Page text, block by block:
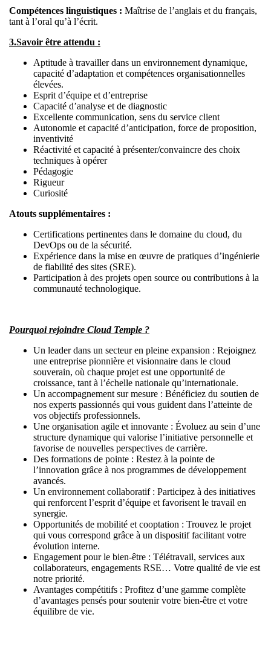
Compétences linguistiques : Maîtrise de l’anglais et du français,
tant à l’oral qu’à l’écrit.
3.Savoir être attendu :
Aptitude à travailler dans un environnement dynamique,
capacité d’adaptation et compétences organisationnelles
élevées.
Esprit d’équipe et d’entreprise
Capacité d’analyse et de diagnostic
Excellente communication, sens du service client
Autonomie et capacité d’anticipation, force de proposition,
inventivité
Réactivité et capacité à présenter/convaincre des choix
techniques à opérer
Pédagogie
Rigueur
Curiosité
Atouts supplémentaires :
Certifications pertinentes dans le domaine du cloud, du
DevOps ou de la sécurité.
Expérience dans la mise en œuvre de pratiques d’ingénierie
de fiabilité des sites (SRE).
Participation à des projets open source ou contributions à la
communauté technologique.
Pourquoi rejoindre Cloud Temple ?
Un leader dans un secteur en pleine expansion : Rejoignez
une entreprise pionnière et visionnaire dans le cloud
souverain, où chaque projet est une opportunité de
croissance, tant à l’échelle nationale qu’internationale.
Un accompagnement sur mesure : Bénéficiez du soutien de
nos experts passionnés qui vous guident dans l’atteinte de
vos objectifs professionnels.
Une organisation agile et innovante : Évoluez au sein d’une
structure dynamique qui valorise l’initiative personnelle et
favorise de nouvelles perspectives de carrière.
Des formations de pointe : Restez à la pointe de
l’innovation grâce à nos programmes de développement
avancés.
Un environnement collaboratif : Participez à des initiatives
qui renforcent l’esprit d’équipe et favorisent le travail en
synergie.
Opportunités de mobilité et cooptation : Trouvez le projet
qui vous correspond grâce à un dispositif facilitant votre
évolution interne.
Engagement pour le bien-être : Télétravail, services aux
collaborateurs, engagements RSE… Votre qualité de vie est
notre priorité.
Avantages compétitifs : Profitez d’une gamme complète
d’avantages pensés pour soutenir votre bien-être et votre
équilibre de vie.